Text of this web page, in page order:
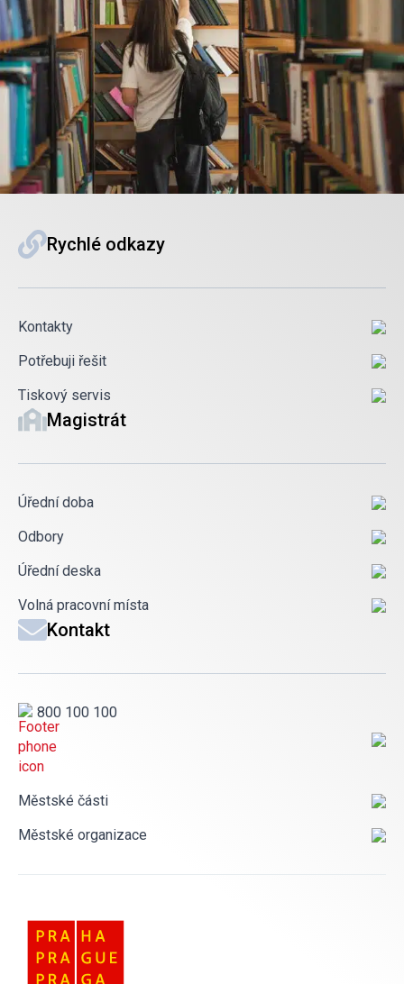
Rychlé odkazy
Kontakty
Potřebuji řešit
Tiskový servis
Magistrát
Úřední doba
Odbory
Úřední deska
Volná pracovní místa
Kontakt
800 100 100
Městské části
Městské organizace